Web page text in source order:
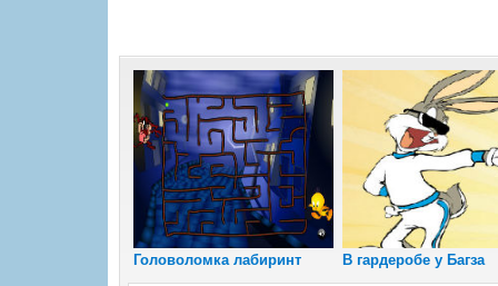
Головоломка лабиринт В гардеробе у Багза